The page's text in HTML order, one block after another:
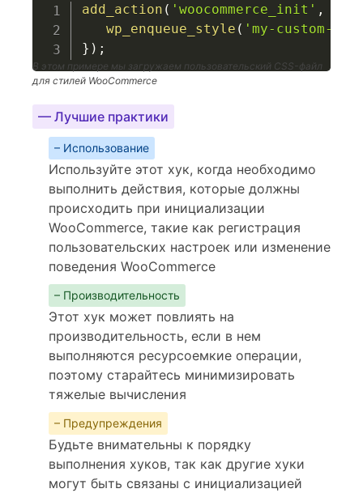
add_action ( 'woocommerce_init' ,
wp_enqueue_style ( 'my-custom-
} ) ;
В этом примере мы загружаем пользовательский CSS-файл
для стилей WooCommerce
— Лучшие практики
– Использование
Используйте этот хук, когда необходимо
выполнить действия, которые должны
происходить при инициализации
WooCommerce, такие как регистрация
пользовательских настроек или изменение
поведения WooCommerce
– Производительность
Этот хук может повлиять на
производительность, если в нем
выполняются ресурсоемкие операции,
поэтому старайтесь минимизировать
тяжелые вычисления
– Предупреждения
Будьте внимательны к порядку
выполнения хуков, так как другие хуки
могут быть связаны с инициализацией